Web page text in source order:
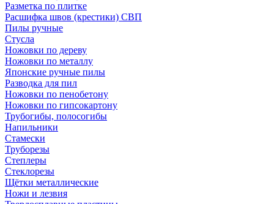
Разметка по плитке
Расшифка швов (крестики) СВП
Пилы ручные
Стусла
Ножовки по дереву
Ножовки по металлу
Японские ручные пилы
Разводка для пил
Ножовки по пенобетону
Ножовки по гипсокартону
Трубогибы, полосогибы
Напильники
Стамески
Труборезы
Степлеры
Стеклорезы
Щётки металлические
Ножи и лезвия